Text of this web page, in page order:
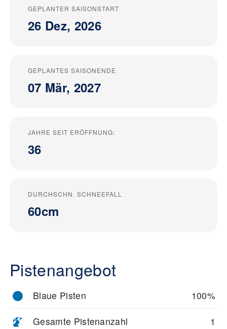
GEPLANTER SAISONSTART
26 Dez, 2026
GEPLANTES SAISONENDE
07 Mär, 2027
JAHRE SEIT ERÖFFNUNG:
36
DURCHSCHN. SCHNEEFALL
60cm
Pistenangebot
Blaue Pisten 100%
Gesamte Pistenanzahl 1